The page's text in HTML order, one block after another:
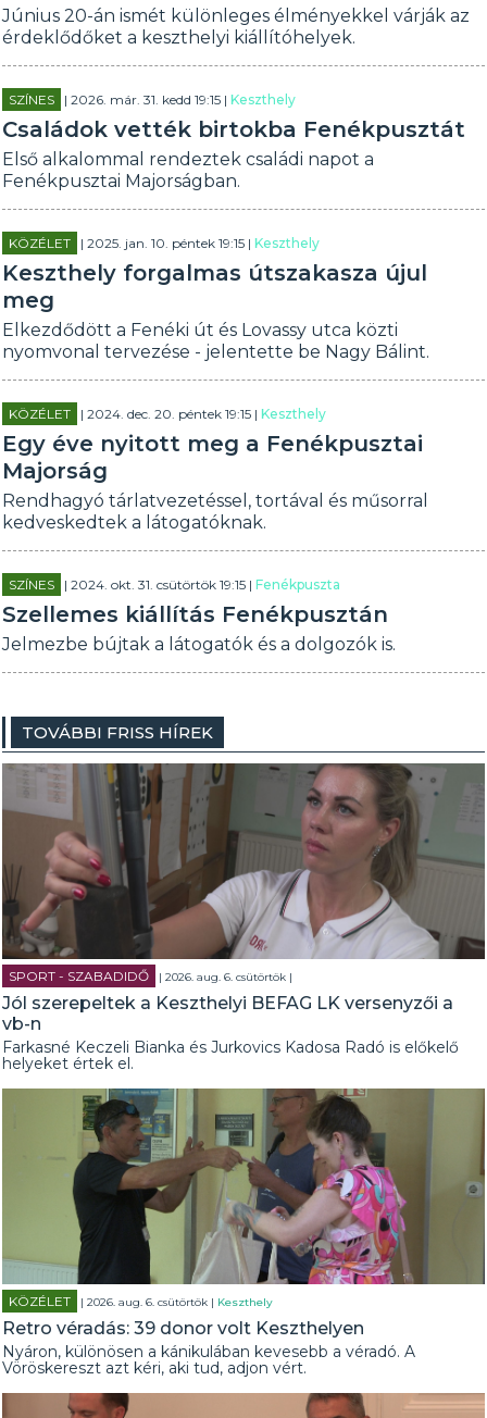
Június 20-án ismét különleges élményekkel várják az
érdeklődőket a keszthelyi kiállítóhelyek.
SZÍNES | 2026. már. 31. kedd 19:15 |Keszthely
Családok vették birtokba Fenékpusztát
Első alkalommal rendeztek családi napot a
Fenékpusztai Majorságban.
KÖZÉLET | 2025. jan. 10. péntek 19:15 |Keszthely
Keszthely forgalmas útszakasza újul
meg
Elkezdődött a Fenéki út és Lovassy utca közti
nyomvonal tervezése - jelentette be Nagy Bálint.
KÖZÉLET | 2024. dec. 20. péntek 19:15 |Keszthely
Egy éve nyitott meg a Fenékpusztai
Majorság
Rendhagyó tárlatvezetéssel, tortával és műsorral
kedveskedtek a látogatóknak.
SZÍNES | 2024. okt. 31. csütörtök 19:15 |Fenékpuszta
Szellemes kiállítás Fenékpusztán
Jelmezbe bújtak a látogatók és a dolgozók is.
TOVÁBBI FRISS HÍREK
SPORT - SZABADIDŐ | 2026. aug. 6. csütörtök |
Jól szerepeltek a Keszthelyi BEFAG LK versenyzői a
vb-n
Farkasné Keczeli Bianka és Jurkovics Kadosa Radó is előkelő
helyeket értek el.
KÖZÉLET | 2026. aug. 6. csütörtök | Keszthely
Retro véradás: 39 donor volt Keszthelyen
Nyáron, különösen a kánikulában kevesebb a véradó. A
Vöröskereszt azt kéri, aki tud, adjon vért.